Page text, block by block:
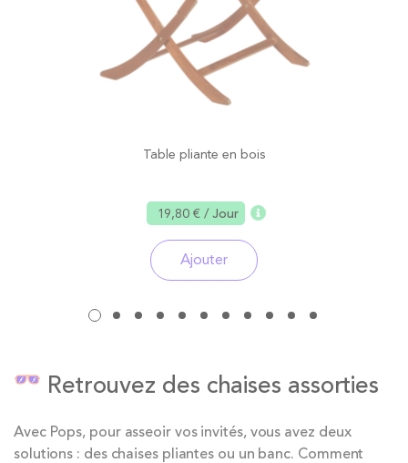
Table pliante en bois
19,80 €/ Jour
Ajouter
Retrouvez des chaises assorties
Avec Pops, pour asseoir vos invités, vous avez deux
solutions : des chaises pliantes ou un banc. Comment